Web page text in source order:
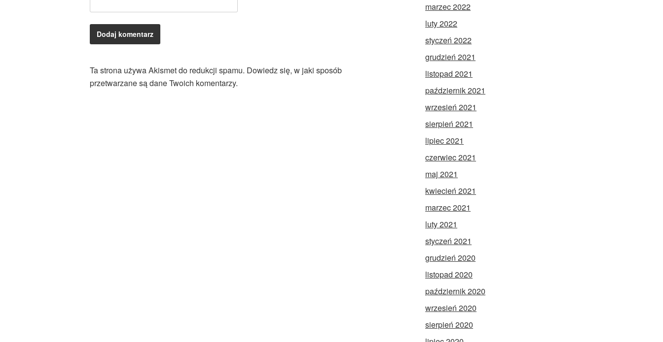
Ta strona używa Akismet do redukcji spamu. Dowiedz się, w jaki sposób
przetwarzane są dane Twoich komentarzy.
marzec 2022
luty 2022
styczeń 2022
grudzień 2021
listopad 2021
październik 2021
wrzesień 2021
sierpień 2021
lipiec 2021
czerwiec 2021
maj 2021
kwiecień 2021
marzec 2021
luty 2021
styczeń 2021
grudzień 2020
listopad 2020
październik 2020
wrzesień 2020
sierpień 2020